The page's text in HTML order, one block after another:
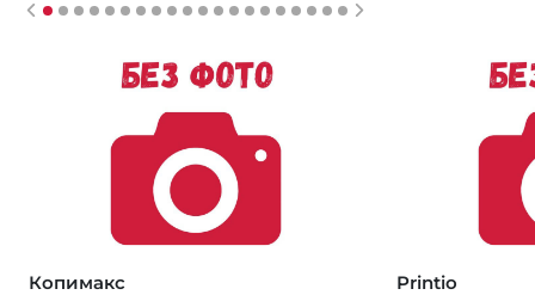
Копимакс Printio